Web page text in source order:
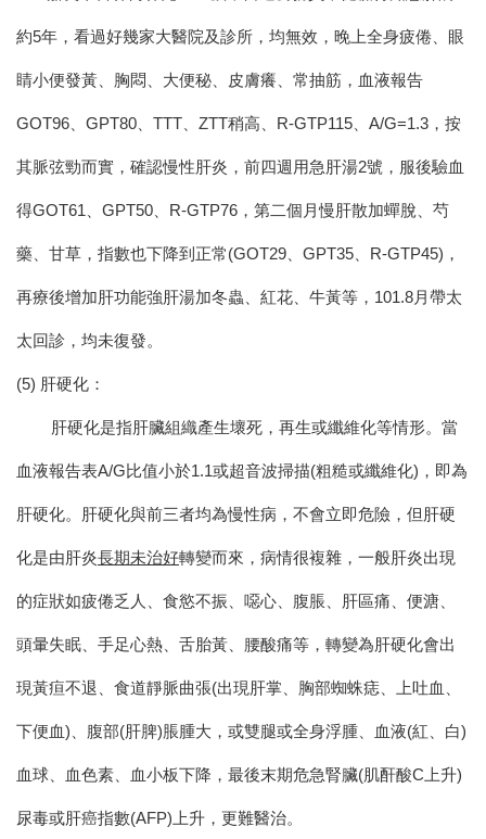
約5年，看過好幾家大醫院及診所，均無效，晚上全身疲倦、眼
睛小便發黃、胸悶、大便秘、皮膚癢、常抽筋，血液報告
GOT96、GPT80、TTT、ZTT稍高、R-GTP115、A/G=1.3，按
其脈弦勁而實，確認慢性肝炎，前四週用急肝湯2號，服後驗血
得GOT61、GPT50、R-GTP76，第二個月慢肝散加蟬脫、芍
藥、甘草，指數也下降到正常(GOT29、GPT35、R-GTP45)，
再療後增加肝功能強肝湯加冬蟲、紅花、牛黃等，101.8月帶太
太回診，均未復發。
(5) 肝硬化：
肝硬化是指肝臟組織產生壞死，再生或纖維化等情形。 當
血液報告表A/G比值小於1.1或超音波掃描(粗糙或纖維化)，即為
肝硬化。 肝硬化與前三者均為慢性病，不會立即危險，但肝硬
化是由肝炎長期未治好轉變而來，病情很複雜， 一般肝炎出現
的症狀如疲倦乏人、食慾不振、噁心、腹脹、肝區痛、便溏、
頭暈失眠、手足心熱、舌胎黃、腰酸痛等，轉變為肝硬化會出
現黃疸不退、食道靜脈曲張(出現肝掌、胸部蜘蛛痣、上吐血、
下便血)、腹部(肝脾)脹腫大，或雙腿或全身浮腫、血液(紅、白)
血球、血色素、血小板下降，最後末期危急腎臟(肌酐酸C上升)
尿毒或肝癌指數(AFP)上升，更難醫治。